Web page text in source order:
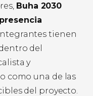
Buha 2030
tienen
del
y
como una de las
del proyecto.